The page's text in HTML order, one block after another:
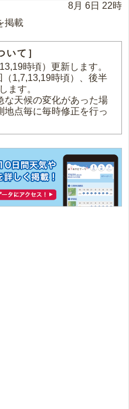
8月 6日 22時
掲載
いて］
時頃）更新します。
1,7,13,19時頃）、後半
ます。
天候の変化があった場
地点毎に毎時修正を行っ